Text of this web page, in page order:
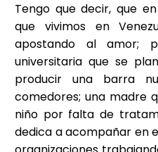
Tengo que decir, que
que vivimos en
apostando al amor;
universitaria que se
producir una barra
comedores; una madre
niño por falta de
dedica a acompañar en